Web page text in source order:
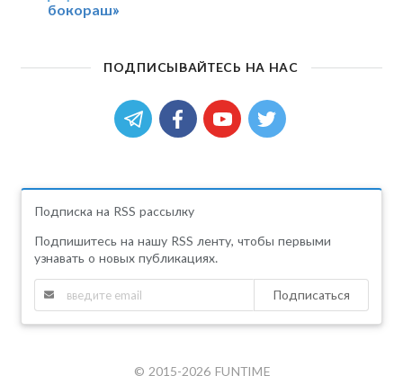
бокораш»
ПОДПИСЫВАЙТЕСЬ НА НАС
Подписка на RSS рассылку
Подпишитесь на нашу RSS ленту, чтобы первыми
узнавать о новых публикациях.
Подписаться
© 2015-2026 FUNTIME